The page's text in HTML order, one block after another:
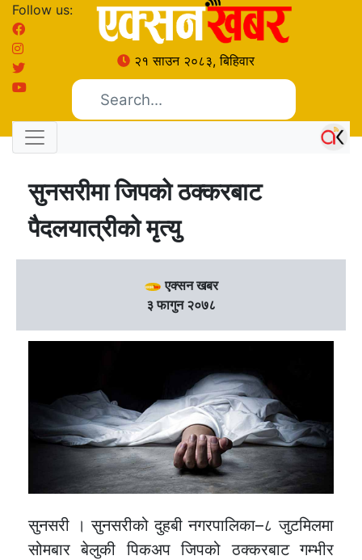
Follow us:
२१ साउन २०८३, बिहिवार
सुनसरीमा जिपको ठक्करबाट
पैदलयात्रीको मृत्यु
एक्सन खबर
३ फागुन २०७८
सुनसरी । सुनसरीको दुहबी नगरपालिका–८ जुटमिलमा
सोमबार बेलुकी पिकअप जिपको ठक्करबाट गम्भीर